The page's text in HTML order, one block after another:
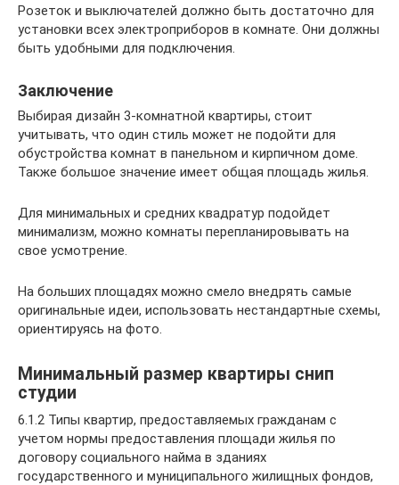
Розеток и выключателей должно быть достаточно для
установки всех электроприборов в комнате. Они должны
быть удобными для подключения.
Заключение
Выбирая дизайн 3-комнатной квартиры, стоит
учитывать, что один стиль может не подойти для
обустройства комнат в панельном и кирпичном доме.
Также большое значение имеет общая площадь жилья.
Для минимальных и средних квадратур подойдет
минимализм, можно комнаты перепланировывать на
свое усмотрение.
На больших площадях можно смело внедрять самые
оригинальные идеи, использовать нестандартные схемы,
ориентируясь на фото.
Минимальный размер квартиры снип
студии
6.1.2 Типы квартир, предоставляемых гражданам с
учетом нормы предоставления площади жилья по
договору социального найма в зданиях
государственного и муниципального жилищных фондов,